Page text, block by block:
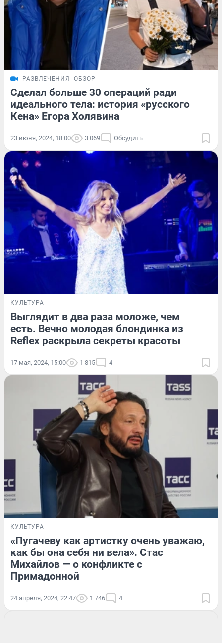
РАЗВЛЕЧЕНИЯ ОБЗОР
Сделал больше 30 операций ради
идеального тела: история «русского
Кена» Егора Холявина
23 июня, 2024, 18:00 3 069 Обсудить
КУЛЬТУРА
Выглядит в два раза моложе, чем
есть. Вечно молодая блондинка из
Reflex раскрыла секреты красоты
17 мая, 2024, 15:00 1 815 4
КУЛЬТУРА
«Пугачеву как артистку очень уважаю,
как бы она себя ни вела». Стас
Михайлов — о конфликте с
Примадонной
24 апреля, 2024, 22:47 1 746 4